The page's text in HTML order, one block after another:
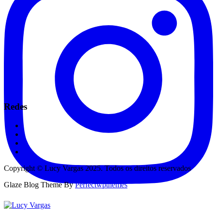
Redes
Copyright © Lucy Vargas 2025. Todos os direitos reservados
Glaze Blog Theme ByPerfectwpthemes